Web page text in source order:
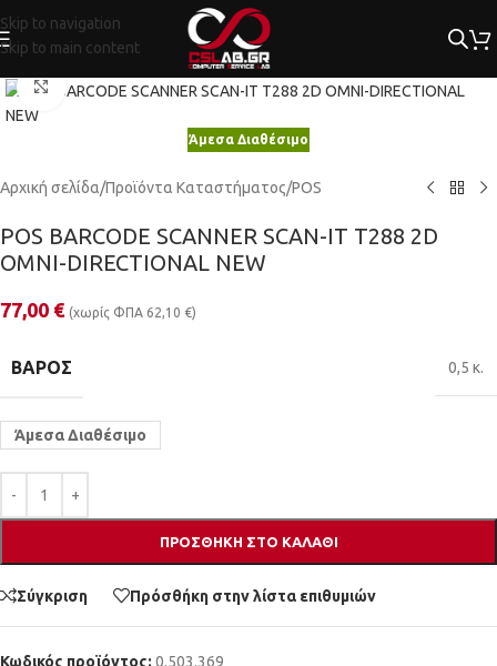
Skip to navigation
Skip to main content
Κλικ για μεγέθυνση
Άμεσα Διαθέσιμο
Αρχική σελίδα/Προϊόντα Καταστήματος/POS
POS BARCODE SCANNER SCAN-IT T288 2D
OMNI-DIRECTIONAL NEW
77,00 € (χωρίς ΦΠΑ 62,10 €)
ΒΆΡΟΣ 0,5 κ.
Άμεσα Διαθέσιμο
ΠΡΟΣΘΉΚΗ ΣΤΟ ΚΑΛΆΘΙ
Σύγκριση Πρόσθήκη στην λίστα επιθυμιών
Κωδικός προϊόντος: 0.503.369